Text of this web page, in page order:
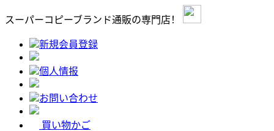
スーパーコピーブランド通販の専門店！
新規会員登録
個人情报
お問い合わせ
買い物かご